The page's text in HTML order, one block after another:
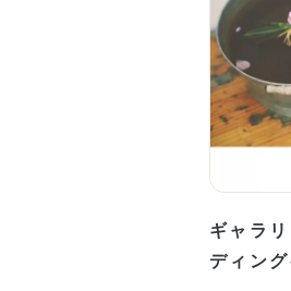
ギャラ
ディン